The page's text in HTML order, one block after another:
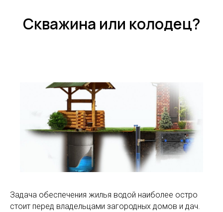
Скважина или колодец?
Задача обеспечения жилья водой наиболее остро
стоит перед владельцами загородных домов и дач.